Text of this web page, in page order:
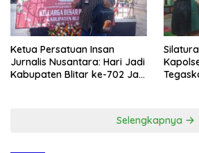
Ketua Persatuan Insan
Jurnalis Nusantara: Hari Jadi
Kabupaten Blitar ke-702 Jadi
Selengkapnya